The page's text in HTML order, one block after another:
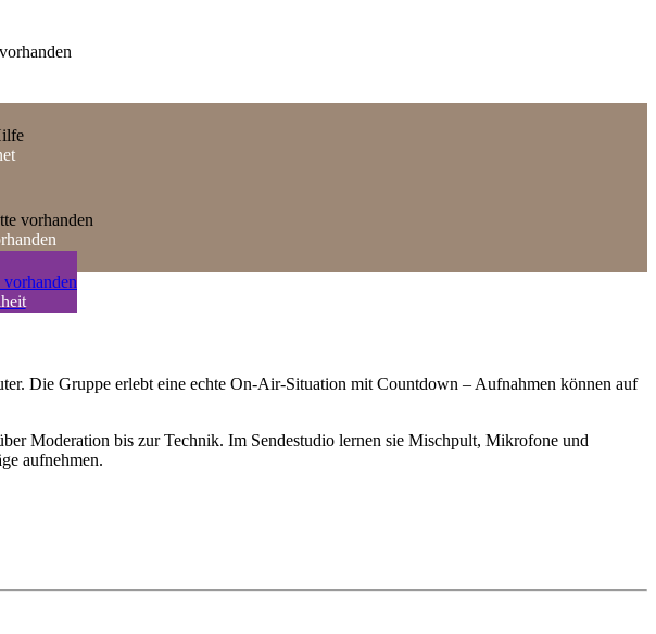
Die Gruppe erlebt eine echte On-Air-Situation mit Countdown – Aufnahmen können auf
Moderation bis zur Technik. Im Sendestudio lernen sie Mischpult, Mikrofone und
aufnehmen.